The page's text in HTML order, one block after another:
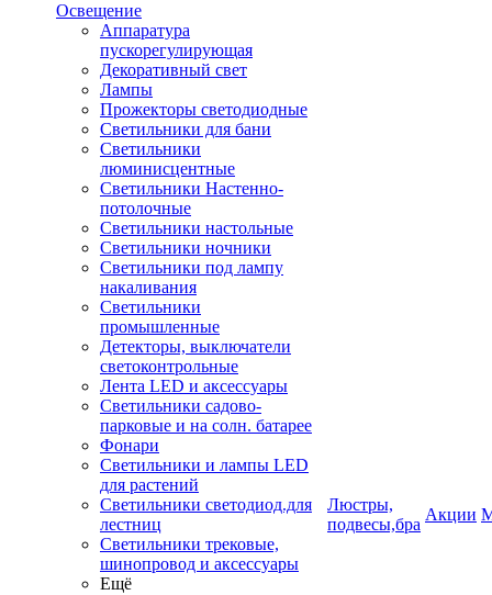
Освещение
Аппаратура
пускорегулирующая
Декоративный свет
Лампы
Прожекторы светодиодные
Светильники для бани
Светильники
люминисцентные
Светильники Настенно-
потолочные
Светильники настольные
Светильники ночники
Светильники под лампу
накаливания
Светильники
промышленные
Детекторы, выключатели
светоконтрольные
Лента LED и аксессуары
Светильники садово-
парковые и на солн. батарее
Фонари
Светильники и лампы LED
для растений
Светильники светодиод.для
лестниц
Светильники трековые,
шинопровод и аксессуары
Ещё
Люстры,
подвесы,бра
Акции